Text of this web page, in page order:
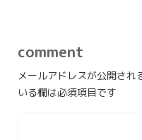
comment
メールアドレスが公開され
いる欄は必須項目です